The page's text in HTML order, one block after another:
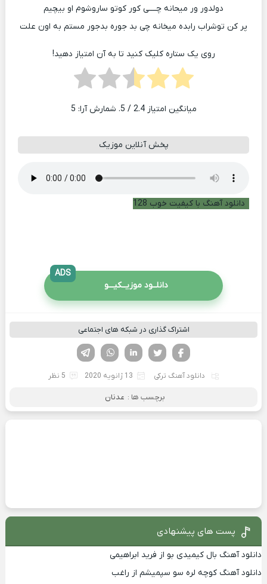
دولدور ور میحانه چــــی کور کوتو ساروشوم او بیچیم
پر کن توشراب رابده میخانه چی بد جوره بدجور مستم به اون علت
روی یک ستاره کلیک کنید تا به آن امتیاز دهید!
میانگین امتیاز2.4 / 5. شمارش آرا: 5
پخش آنلاین موزیک
دانلود آهنگ با کیفیت خوب 128
دانلــود موزیــکیـــو
ADS
اشتراک گذاری در شبکه های اجتماعی
لینکدین تویتر
فیسوک
دانلود آهنگ ترکی 13 ژانویه 2020 5 نظر
برچسب ها : عدنان
پست های پیشنهادی
دانلود آهنگ بال کیمیدی بو از فرید ابراهیمی
دانلود آهنگ کوچه لره سو سپمیشم از راغب